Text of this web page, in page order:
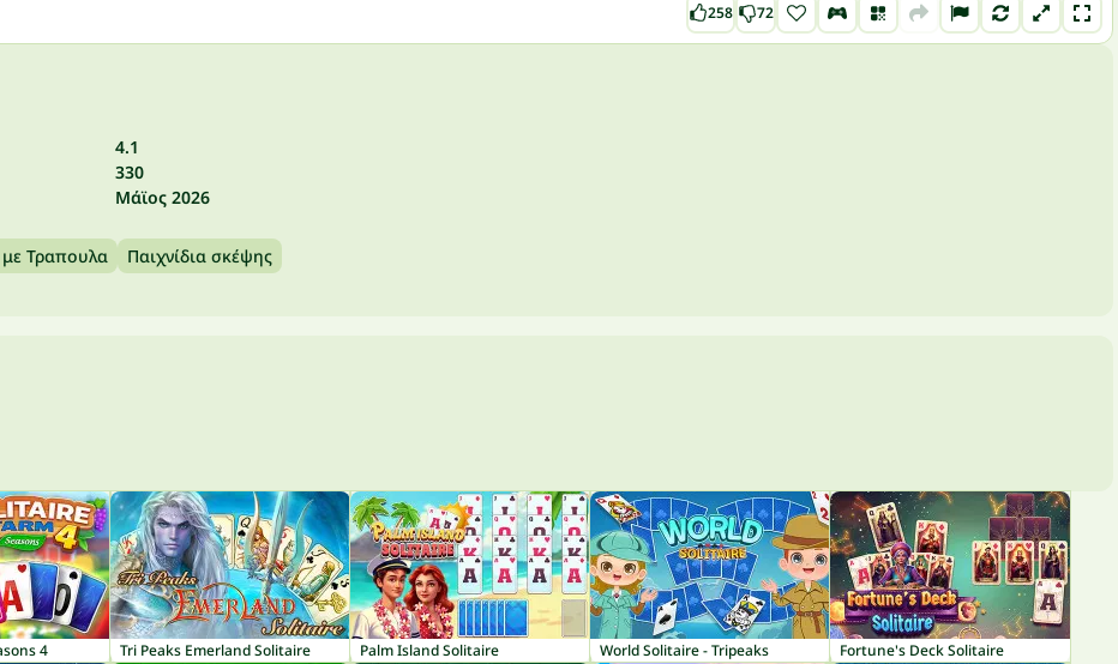
258 72
4.1
330
Μάϊος 2026
με Τραπουλα Παιχνίδια σκέψης
4 Tri Peaks Emerland Solitaire Palm Island Solitaire World Solitaire - Tripeaks Fortune's Deck Solitaire